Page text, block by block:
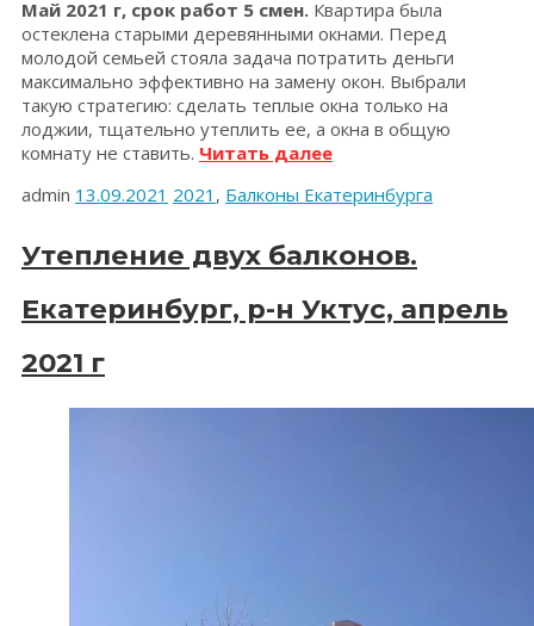
Май 2021 г, срок работ 5 смен. Квартира была
остеклена старыми деревянными окнами. Перед
молодой семьей стояла задача потратить деньги
максимально эффективно на замену окон. Выбрали
такую стратегию: сделать теплые окна только на
лоджии, тщательно утеплить ее, а окна в общую
комнату не ставить. Читать далее«Остекление,
и
лоджии.
Екатеринбург,
2021
admin 13.09.2021 2021 , Балконы Екатеринбурга
Утепление двух балконов.
Екатеринбург, р-н Уктус, апрель
2021 г